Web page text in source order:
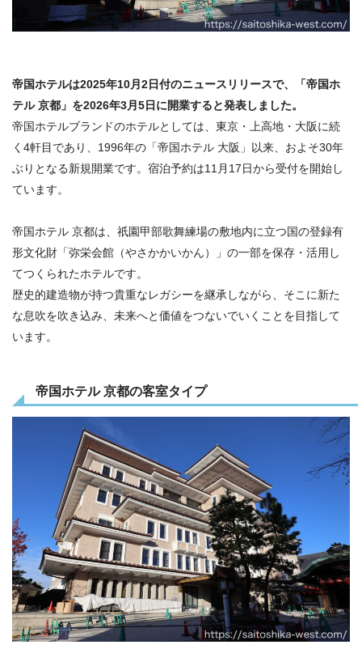
帝国ホテルは2025年10月2日付のニュースリリースで、「帝国ホ
テル 京都」を2026年3月5日に開業すると発表しました。
帝国ホテルブランドのホテルとしては、東京・上高地・大阪に続
く4軒目であり、1996年の「帝国ホテル 大阪」以来、およそ30年
ぶりとなる新規開業です。宿泊予約は11月17日から受付を開始し
ています。
帝国ホテル 京都は、祇園甲部歌舞練場の敷地内に立つ国の登録有
形文化財「弥栄会館（やさかかいかん）」の一部を保存・活用し
てつくられたホテルです。
歴史的建造物が持つ貴重なレガシーを継承しながら、そこに新た
な息吹を吹き込み、未来へと価値をつないでいくことを目指して
います。
帝国ホテル 京都の客室タイプ